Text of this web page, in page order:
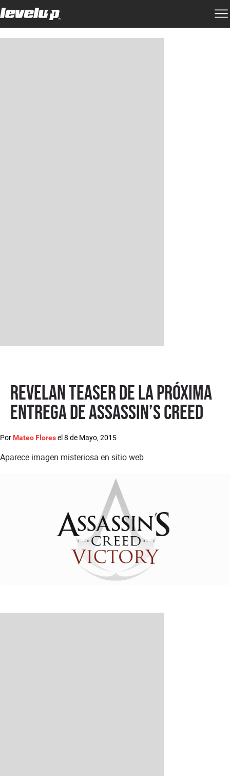
Revelan teaser de la próxima
entrega de Assassin’s Creed
Por Mateo Floresel8 de Mayo, 2015
Aparece imagen misteriosa en sitio web